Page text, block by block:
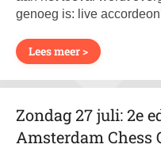
genoeg is: live
Lees meer >
Zondag 27 juli: 2e
Amsterdam Chess